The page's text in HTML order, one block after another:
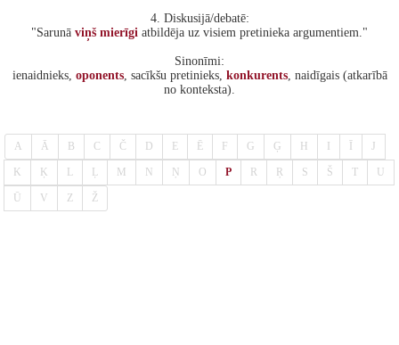
4. Diskusijā/debatē:
"Sarunā viņš mierīgi atbildēja uz visiem pretinieka argumentiem."
Sinonīmi:
ienaidnieks, oponents, sacīkšu pretinieks, konkurents, naidīgais (atkarībā
no konteksta).
A Ā B C Č D E Ē F G Ģ H J
K Ķ L Ļ M N Ņ O P R Ŗ S Š T U
Ū V Z Ž